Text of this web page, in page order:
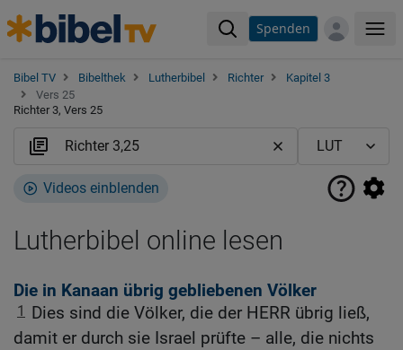
Spenden
Bibel TV Bibelthek Lutherbibel Richter
Kapitel 3
Vers 25
Richter 3, Vers 25
Videos einblenden
Lutherbibel online lesen
Die in Kanaan übrig gebliebenen Völker
1
Dies sind die Völker, die der HERR übrig ließ,
damit er durch sie Israel prüfte – alle, die nichts